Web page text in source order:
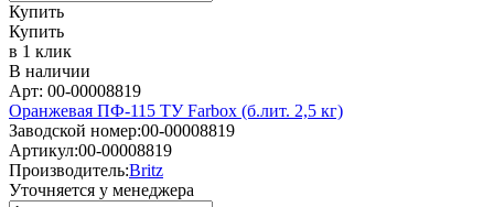
Купить
Купить
в 1 клик
В наличии
Арт: 00-00008819
Оранжевая ПФ-115 ТУ Farbox (б.лит. 2,5 кг)
Заводской номер:00-00008819
Артикул:00-00008819
Производитель:Britz
Уточняется у менеджера